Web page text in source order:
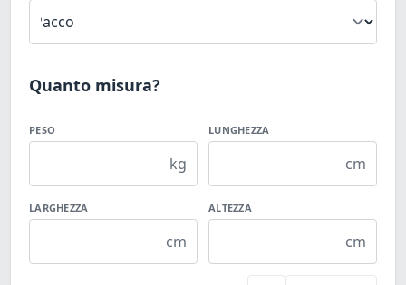
Quanto misura?
PESO
kg
LUNGHEZZA
cm
LARGHEZZA
cm
ALTEZZA
cm